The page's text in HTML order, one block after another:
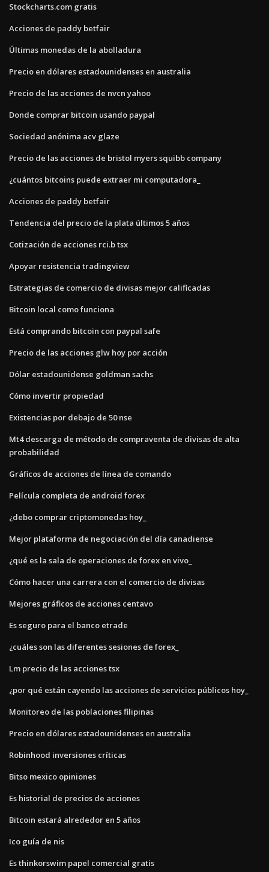
Stockcharts.com gratis
Acciones de paddy betfair
Últimas monedas de la abolladura
Precio en dólares estadounidenses en australia
Precio de las acciones de nvcn yahoo
Donde comprar bitcoin usando paypal
Sociedad anónima acv glaze
Precio de las acciones de bristol myers squibb company
¿cuántos bitcoins puede extraer mi computadora_
Acciones de paddy betfair
Tendencia del precio de la plata últimos 5 años
Cotización de acciones rci.b tsx
Apoyar resistencia tradingview
Estrategias de comercio de divisas mejor calificadas
Bitcoin local como funciona
Está comprando bitcoin con paypal safe
Precio de las acciones glw hoy por acción
Dólar estadounidense goldman sachs
Cómo invertir propiedad
Existencias por debajo de 50 nse
Mt4 descarga de método de compraventa de divisas de alta
probabilidad
Gráficos de acciones de línea de comando
Película completa de android forex
¿debo comprar criptomonedas hoy_
Mejor plataforma de negociación del día canadiense
¿qué es la sala de operaciones de forex en vivo_
Cómo hacer una carrera con el comercio de divisas
Mejores gráficos de acciones centavo
Es seguro para el banco etrade
¿cuáles son las diferentes sesiones de forex_
Lm precio de las acciones tsx
¿por qué están cayendo las acciones de servicios públicos hoy_
Monitoreo de las poblaciones filipinas
Precio en dólares estadounidenses en australia
Robinhood inversiones críticas
Bitso mexico opiniones
Es historial de precios de acciones
Bitcoin estará alrededor en 5 años
Ico guía de nis
Es thinkorswim papel comercial gratis